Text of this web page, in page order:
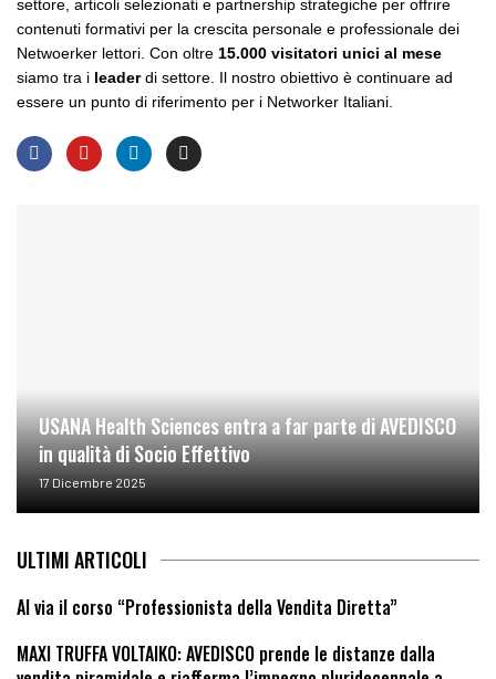
settore, articoli selezionati e partnership strategiche per offrire
contenuti formativi per la crescita personale e professionale dei
Netwoerker lettori. Con oltre 15.000 visitatori unici al mese
siamo tra i leaderdi settore. Il nostro obiettivo è continuare ad
essere un punto di riferimento per i Networker Italiani.
USANA Health Sciences entra a far parte di AVEDISCO
in qualità di Socio Effettivo
17 Dicembre 2025
ULTIMI ARTICOLI
Al via il corso “Professionista della Vendita Diretta”
MAXI TRUFFA VOLTAIKO: AVEDISCO prende le distanze dalla